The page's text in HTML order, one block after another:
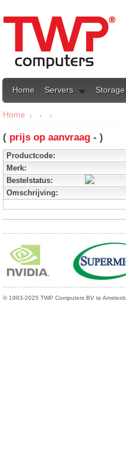
Home Servers
Home
( prijs op aanvraag - )
Productcode:
Merk:
Bestelstatus:
Omschrijving:
© 1993-2025 TWP Computers BV te